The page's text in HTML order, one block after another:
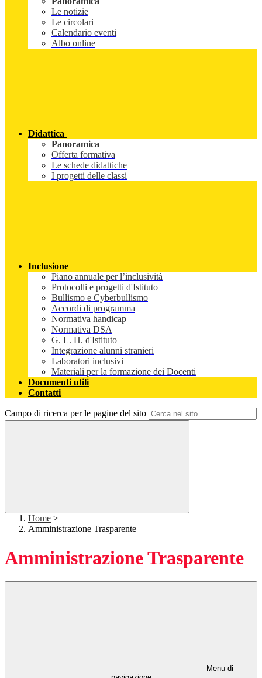
Le notizie
Le circolari
Calendario eventi
Albo online
Didattica
Panoramica
Offerta formativa
Le schede didattiche
I progetti delle classi
Inclusione
Piano annuale per l’inclusività
Protocolli e progetti d'Istituto
Bullismo e Cyberbullismo
Accordi di programma
Normativa handicap
Normativa DSA
G. L. H. d'Istituto
Integrazione alunni stranieri
Laboratori inclusivi
Materiali per la formazione dei Docenti
Documenti utili
Contatti
Campo di ricerca per le pagine del sito
Home >
Amministrazione Trasparente
Amministrazione Trasparente
Menu di